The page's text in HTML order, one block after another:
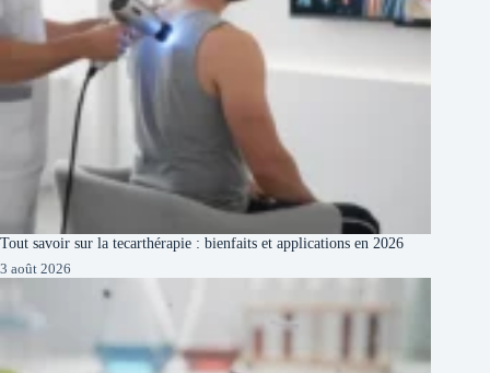
Tout savoir sur la tecarthérapie : bienfaits et applications en 2026
3 août 2026